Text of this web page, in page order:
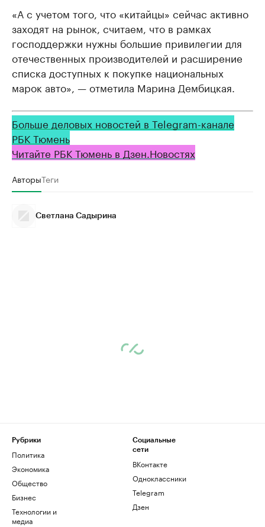
«А с учетом того, что «китайцы» сейчас активно
заходят на рынок, считаем, что в рамках
господдержки нужны большие привилегии для
отечественных производителей и расширение
списка доступных к покупке национальных
марок авто», — отметила Марина Дембицкая.
Больше деловых новостей в Telegram-канале
РБК Тюмень
Читайте РБК Тюмень в Дзен.Новостях
АвторыТеги
Светлана Садырина
Рубрики
Политика
Экономика
Общество
Бизнес
Технологии и
медиа
Социальные
сети
ВКонтакте
Одноклассники
Telegram
Дзен